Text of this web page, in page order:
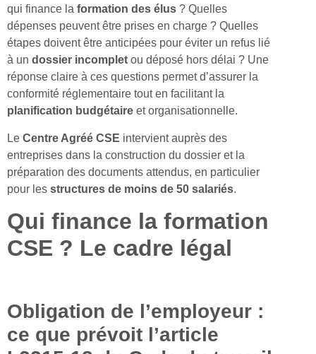
qui finance la formation des élus ? Quelles
dépenses peuvent être prises en charge ? Quelles
étapes doivent être anticipées pour éviter un refus lié
à un dossier incomplet ou déposé hors délai ? Une
réponse claire à ces questions permet d’assurer la
conformité réglementaire tout en facilitant la
planification budgétaire et organisationnelle.
Le Centre Agréé CSE intervient auprès des
entreprises dans la construction du dossier et la
préparation des documents attendus, en particulier
pour les structures de moins de 50 salariés.
Qui finance la formation
CSE ? Le cadre légal
Obligation de l’employeur :
ce que prévoit l’article